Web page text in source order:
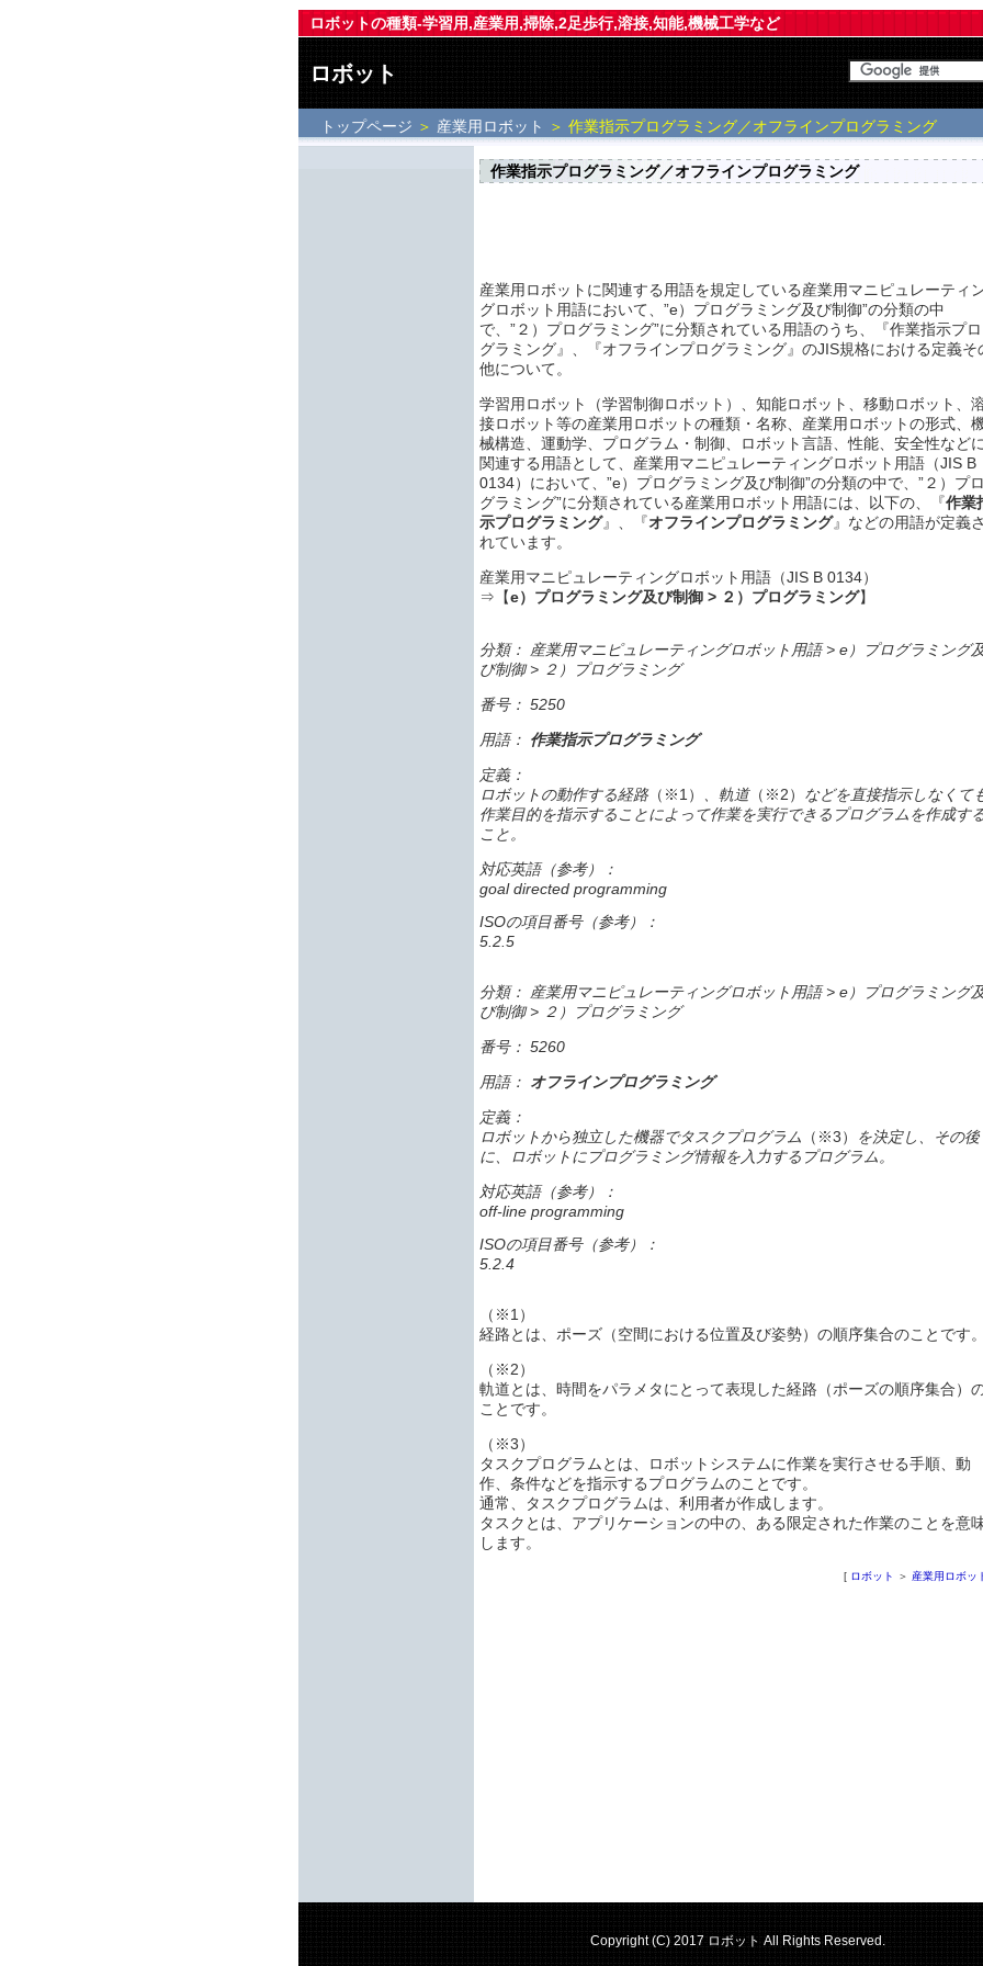
ロボットの種類-学習用,産業用,掃除,2足歩行,溶接,知能,機械工学など
ロボット
トップページ ＞ 産業用ロボット ＞ 作業指示プログラミング／オフラインプログラミング
作業指示プログラミング／オフラインプログラミング
産業用ロボットに関連する用語を規定している産業用マニピュレーティ
グロボット用語において、”e）プログラミング及び制御”の分類の中
で、”２）プログラミング”に分類されている用語のうち、『作業指示プロ
グラミング』、『オフラインプログラミング』のJIS規格における定義そ
他について。
学習用ロボット（学習制御ロボット）、知能ロボット、移動ロボット、
接ロボット等の産業用ロボットの種類・名称、産業用ロボットの形式、
械構造、運動学、プログラム・制御、ロボット言語、性能、安全性などに
関連する用語として、産業用マニピュレーティングロボット用語（JIS B
0134）において、”e）プログラミング及び制御”の分類の中で、”２）プロ
グラミング”に分類されている産業用ロボット用語には、以下の、『作業
示プログラミング』、『オフラインプログラミング』などの用語が定義さ
れています。
産業用マニピュレーティングロボット用語（JIS B 0134）
⇒【e）プログラミング及び制御 > ２）プログラミング】
分類： 産業用マニピュレーティングロボット用語 > e）プログラミング
び制御 > ２）プログラミング
番号： 5250
用語： 作業指示プログラミング
定義：
ロボットの動作する経路（※1） 、軌道（※2） などを直接指示しなくて
作業目的を指示することによって作業を実行できるプログラムを作成す
こと。
対応英語（参考）：
goal directed programming
ISOの項目番号（参考）：
5.2.5
分類： 産業用マニピュレーティングロボット用語 > e）プログラミング
び制御 > ２）プログラミング
番号： 5260
用語： オフラインプログラミング
定義：
ロボットから独立した機器でタスクプログラム （※3）
を決定し、その後
に、ロボットにプログラミング情報を入力するプログラム。
対応英語（参考）：
off-line programming
ISOの項目番号（参考）：
5.2.4
（※1）
経路とは、ポーズ（空間における位置及び姿勢）の順序集合のことです。
（※2）
軌道とは、時間をパラメタにとって表現した経路（ポーズの順序集合）
ことです。
（※3）
タスクプログラムとは、ロボットシステムに作業を実行させる手順、動
作、条件などを指示するプログラムのことです。
通常、タスクプログラムは、利用者が作成します。
タスクとは、アプリケーションの中の、ある限定された作業のことを意
します。
[ ロボット ＞ 産業用ロボッ
Copyright (C) 2017 ロボット All Rights Reserved.